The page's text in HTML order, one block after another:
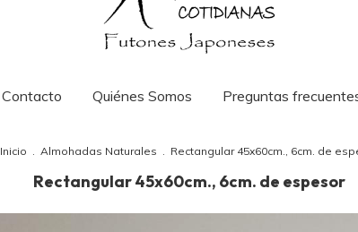
Contacto Quiénes Somos Preguntas
Inicio Almohadas Naturales Rectangular 45x60cm., 6cm. de
Rectangular 45x60cm., 6cm. de espesor